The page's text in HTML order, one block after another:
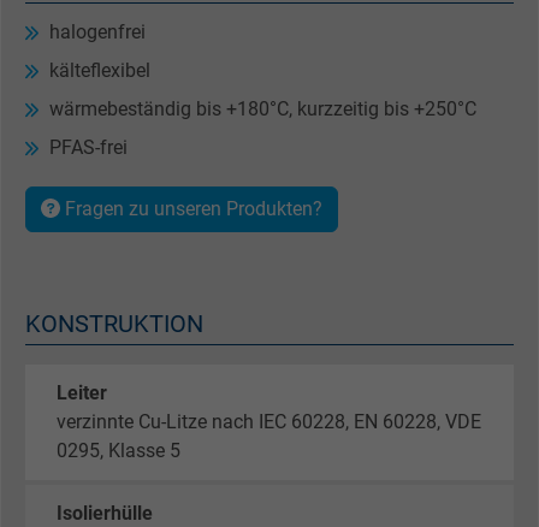
halogenfrei
kälteflexibel
wärmebeständig bis +180°C, kurzzeitig bis +250°C
PFAS-frei
Fragen zu unseren Produkten?
KONSTRUKTION
Leiter
verzinnte Cu-Litze nach IEC 60228, EN 60228, VDE
0295, Klasse 5
Isolierhülle